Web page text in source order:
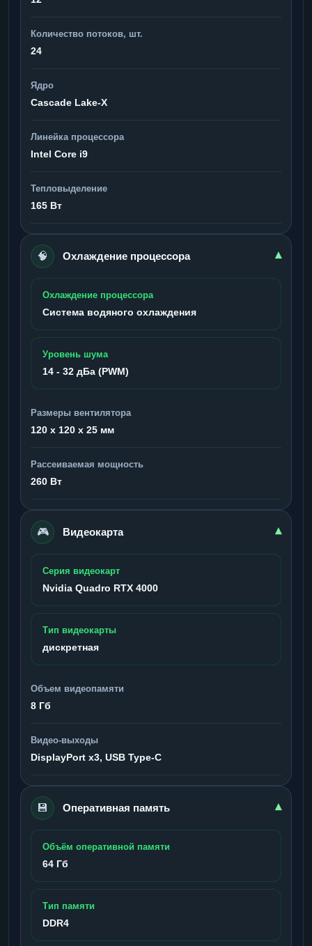
Количество потоков, шт.
24
Ядро
Cascade Lake-X
Линейка процессора
Intel Core i9
Тепловыделение
165 Вт
🧠 Охлаждение процессора ▾
Охлаждение процессора
Система водяного охлаждения
Уровень шума
14 - 32 дБа (PWM)
Размеры вентилятора
120 x 120 x 25 мм
Рассеиваемая мощность
260 Вт
🎮 Видеокарта ▾
Серия видеокарт
Nvidia Quadro RTX 4000
Тип видеокарты
дискретная
Объем видеопамяти
8 Гб
Видео-выходы
DisplayPort x3, USB Type-C
💾 Оперативная память ▾
Объём оперативной памяти
64 Гб
Тип памяти
DDR4